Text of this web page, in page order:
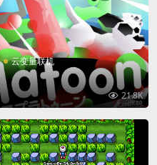
云变量联机
21.8K